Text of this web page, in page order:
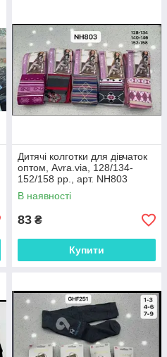
Дитячі колготки для дівчаток
оптом, Avra.via, 128/134-
152/158 рр., арт. NH803
В наявності
83 ₴
Купити